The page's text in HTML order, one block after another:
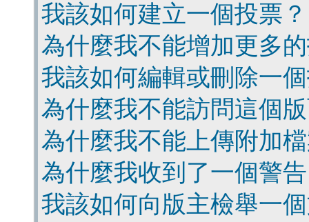
我該如何建立一個投票？
為什麼我不能增加更多
我該如何編輯或刪除一
為什麼我不能訪問這個
為什麼我不能上傳附加
為什麼我收到了一個警
我該如何向版主檢舉一